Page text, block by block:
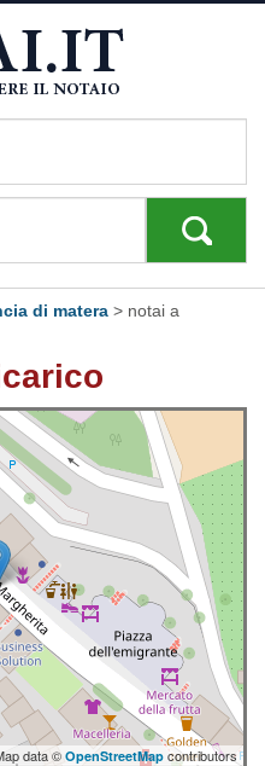
di matera > notai a
data ©OpenStreetMap contributors